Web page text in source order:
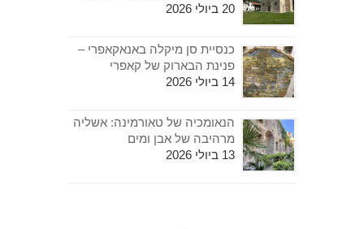
20 ביולי 2026
כנסיית סן מיקלה באנאקאפרי –
פנינת הבארוק של קאפרי
14 ביולי 2026
הנאומכיה של טאורמינה: אשליה
מרהיבה של אבן ומים
13 ביולי 2026